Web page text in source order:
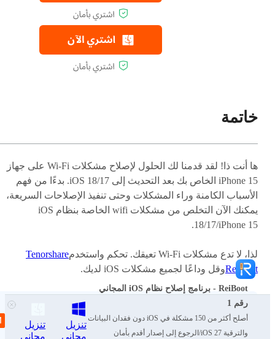
خاتمة
ها أنت ذا! لقد قدمنا لك الحلول لإصلاح مشكلات Wi-Fi على جهاز
iPhone 15 الخاص بك بعد التحديث إلى iOS 18/17. بدءًا من فهم
الأسباب الكامنة وراء المشكلات وحتى تنفيذ الإصلاحات السريعة،
يمكنك الآن التخلص من مشكلات wifi الخاصة بنظام iOS
18/17/iPhone 15.
لذا، لا تدع مشكلات Wi-Fi تعيقك. تحكم واستخدم
Tenorshare
ReiBootوقل وداعًا لجميع مشكلات iOS لديك.
ReiBoot - برنامج إصلاح نظام iOS المجاني
رقم 1
أصلح أكثر من 150 مشكلة في iOS دون فقدان البيانات
والترقية iOS 27/الرجوع إلى إصدار أقدم بأمان
تنزيل
مجاني
تنزيل
مجاني